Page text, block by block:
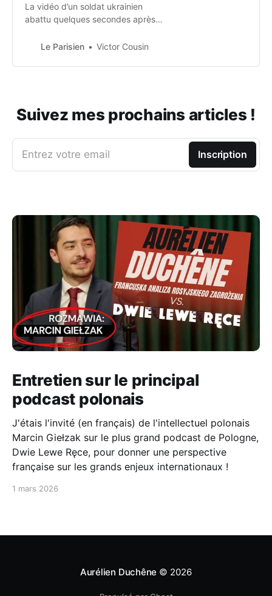
La vidéo d’un soldat ukrainien
abattu quelques secondes après
fait le tour des réseaux sociaux. En
Le Parisien Victor Cousin
Suivez mes prochains articles !
Entrez votre email Inscription
Entretien sur le principal
podcast polonais
J'étais l'invité (en français) de l'intellectuel polonais
Marcin Giełzak sur le plus grand podcast de Pologne,
Dwie Lewe Ręce, pour donner une perspective
française sur les grands enjeux internationaux !
1 mars 2026
Aurélien Duchêne © 2026